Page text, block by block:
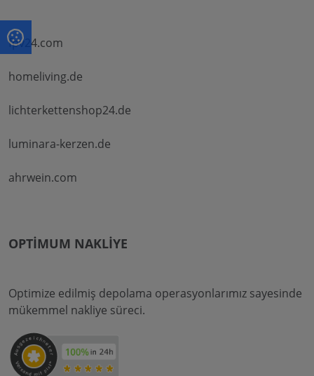
fpv24.com
homeliving.de
lichterkettenshop24.de
luminara-kerzen.de
ahrwein.com
OPTIMUM NAKLIYE
Optimize edilmiş depolama operasyonlarımız sayesinde
mükemmel nakliye süreci.